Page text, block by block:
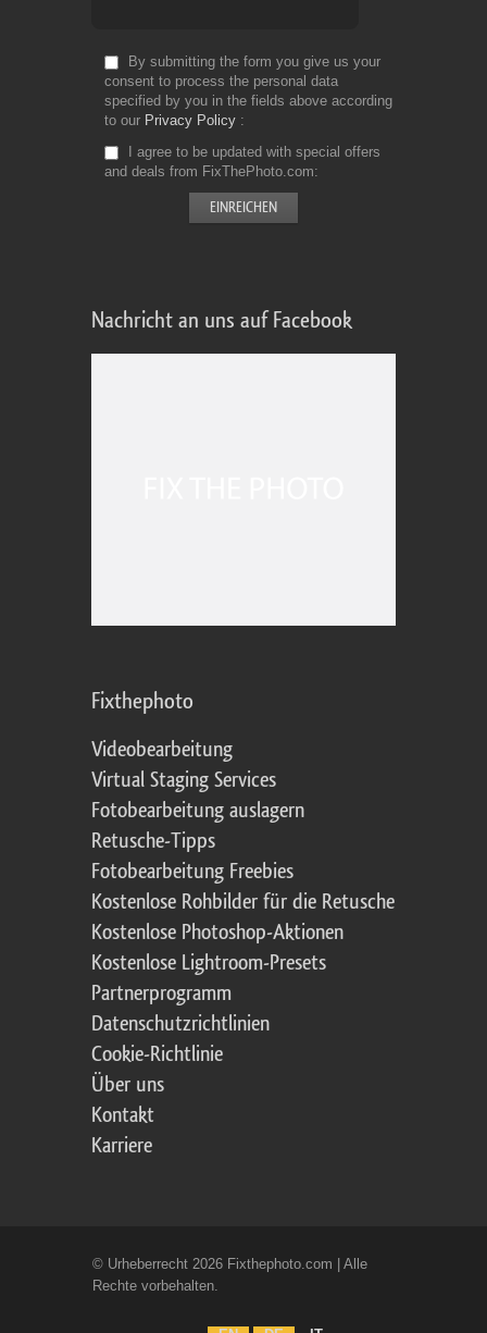
By submitting the form you give us your
consent to process the personal data
specified by you in the fields above according
to our Privacy Policy
I agree to be updated with special offers
and deals from FixThePhoto.com
Nachricht an uns auf Facebook
Fixthephoto
Videobearbeitung
Virtual Staging Services
Fotobearbeitung auslagern
Retusche-Tipps
Fotobearbeitung Freebies
Kostenlose Rohbilder für die Retusche
Kostenlose Photoshop-Aktionen
Kostenlose Lightroom-Presets
Partnerprogramm
Datenschutzrichtlinien
Cookie-Richtlinie
Über uns
Kontakt
Karriere
© Urheberrecht 2026 Fixthephoto.com | Alle
Rechte vorbehalten.